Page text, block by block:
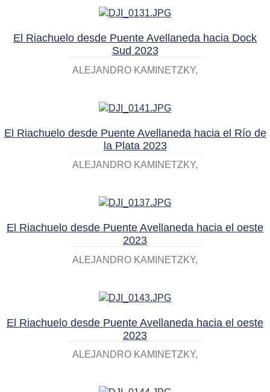
El Riachuelo desde Puente Avellaneda hacia Dock
Sud 2023
ALEJANDRO KAMINETZKY
El Riachuelo desde Puente Avellaneda hacia el Río de
la Plata 2023
ALEJANDRO KAMINETZKY
El Riachuelo desde Puente Avellaneda hacia el oeste
2023
ALEJANDRO KAMINETZKY
El Riachuelo desde Puente Avellaneda hacia el oeste
2023
ALEJANDRO KAMINETZKY